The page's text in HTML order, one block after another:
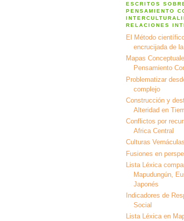
ESCRITOS
PENSAMIENTO
RELACIONES
El Método
encrucijada de
Mapas
Pensamiento
Problematizar
complejo
Construcción y
Alteridad en
Conflictos por
Africa Central
Culturas
Fusiones en
Lista Léxica
Mapudungún,
Japonés
Indicadores de
Social
Lista Léxica en